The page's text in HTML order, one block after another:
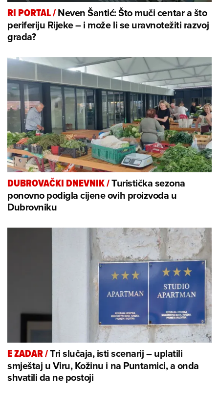
RI PORTAL/Neven Šantić: Što muči centar a što
periferiju Rijeke – i može li se uravnotežiti razvoj
grada?
DUBROVAČKI DNEVNIK/Turistička sezona
ponovno podigla cijene ovih proizvoda u
Dubrovniku
E ZADAR/Tri slučaja, isti scenarij – uplatili
smještaj u Viru, Kožinu i na Puntamici, a onda
shvatili da ne postoji